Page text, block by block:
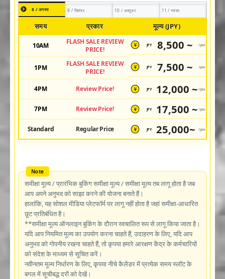
8 / अगस्त 9 / सितंबर 10 / अक्टूबर 11 / नवंबर
समय प्रकार मूल्य (JPY)
10AM
FLASH SALE REVIEW
PRICE!
¥ JPY 8,500 ~ /pax
1PM
FLASH SALE REVIEW
PRICE!
¥ JPY 7,500 ~ /pax
4PM Review Price! ¥ JPY 12,000 ~ /pax
7PM Review Price! ¥ JPY 17,500 ~ /pax
Standard Regular Price ¥ JPY 25,000~ /pax
समीक्षा मूल्य / प्रारंभिक बुकिंग समीक्षा मूल्य / समीक्षा मूल्य तब लागू होता है जब
आप अपने अनुभव को साझा करने की योजना बनाते हैं।
हालांकि, यह सोशल मीडिया प्लेटफॉर्म पर लागू नहीं होता है जहां समीक्षा-आधारित
छूट प्रतिबंधित है।
**समीक्षा मूल्य ऑनलाइन बुकिंग के दौरान स्वचालित रूप से लागू किया जाता है।
यदि आप नियमित मूल्य का उपयोग करना चाहते हैं, उदाहरण के लिए, यदि आप
अनुभव को गोपनीय रखना चाहते हैं, तो कृपया हमारे आरक्षण केंद्र के कर्मचारियों
को संदेश के माध्यम से सूचित करें।
नवीनतम मूल्य निर्धारण के लिए, कृपया नीचे कैलेंडर में प्रत्येक समय स्लॉट के
बगल में सूचीबद्ध दरों को देखें।